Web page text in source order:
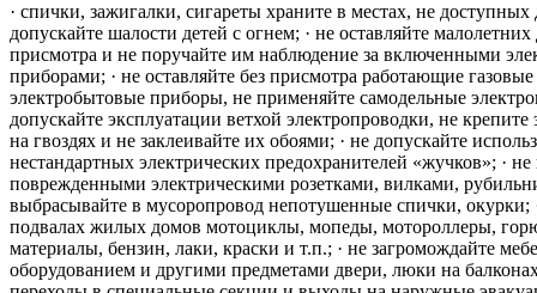
· спички, зажигалки, сигареты храните в местах, не доступных
допускайте шалости детей с огнем; · не оставляйте малолетних
присмотра и не поручайте им наблюдение за включенными
приборами; · не оставляйте без присмотра работающие
электробытовые приборы, не применяйте самодельные
допускайте эксплуатации ветхой электропроводки, не крепите
на гвоздях и не заклеивайте их обоями; · не допускайте
нестандартных электрических предохранителей «жучков»; · не
поврежденными электрическими розетками, вилками,
выбрасывайте в мусоропровод непотушенные спички, окурки;
подвалах жилых домов мотоциклы, мопеды, мотороллеры,
материалы, бензин, лаки, краски и т.п.; · не загромождайте
оборудованием и другими предметами двери, люки на